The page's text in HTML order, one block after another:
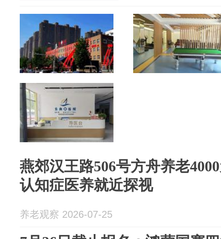
燕郊汉王路506号方舟养老
认知症医养就近探视
养老观察 2026-07-25